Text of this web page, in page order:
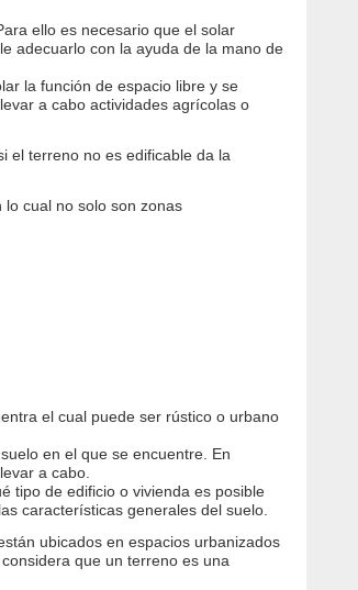
ello es necesario que el solar
adecuarlo con la ayuda de la mano de
la función de espacio libre y se
a cabo actividades agrícolas o
el terreno no es edificable da la
cual no solo son zonas
el cual puede ser rústico o urbano
en el que se encuentre. En
a cabo.
tipo de edificio o vivienda es posible
características generales del suelo.
ubicados en espacios urbanizados
que un terreno es una